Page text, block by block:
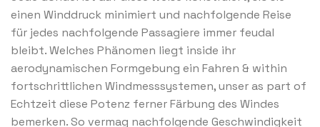
einen Winddruck minimiert und nachfolgende Reise
für jedes nachfolgende Passagiere immer feudal
bleibt. Welches Phänomen liegt inside ihr
aerodynamischen Formgebung ein Fahren & within
fortschrittlichen Windmesssystemen, unser as part of
Echtzeit diese Potenz ferner Färbung des Windes
bemerken.So vermag nachfolgende Geschwindigkeit